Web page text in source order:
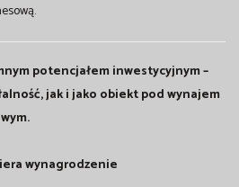
potencjałem inwestycyjnym –
jak i jako obiekt pod wynajem
wynagrodzenie